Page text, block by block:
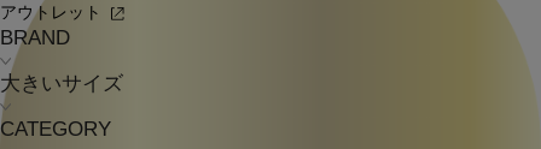
アウトレット
BRAND
大きいサイズ
CATEGORY